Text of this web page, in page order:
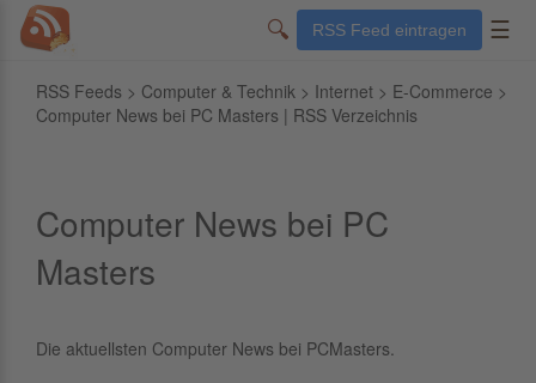
🔍 RSS Feed eintragen ☰
RSS Feeds > Computer & Technik > Internet > E-Commerce >
Computer News bei PC Masters | RSS Verzeichnis
Computer News bei PC
Masters
Die aktuellsten Computer News bei PCMasters.